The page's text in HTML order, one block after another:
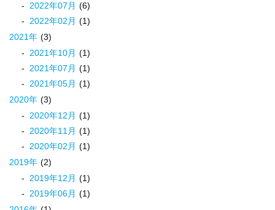
2022年07月 (6)
2022年02月 (1)
2021年 (3)
2021年10月 (1)
2021年07月 (1)
2021年05月 (1)
2020年 (3)
2020年12月 (1)
2020年11月 (1)
2020年02月 (1)
2019年 (2)
2019年12月 (1)
2019年06月 (1)